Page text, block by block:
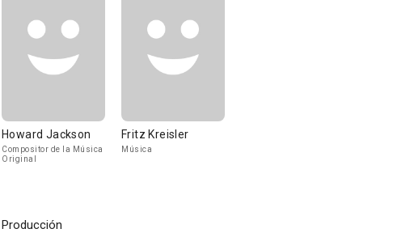
Howard Jackson
Compositor de la Música
Original
Fritz Kreisler
Música
Producción